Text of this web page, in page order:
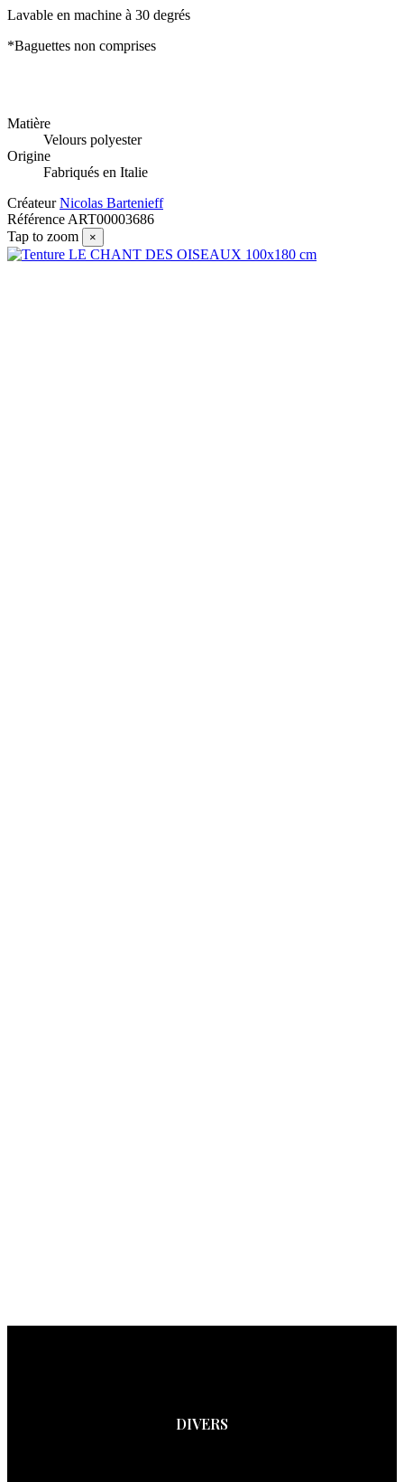
Lavable en machine à 30 degrés
*Baguettes non comprises
Matière
Velours polyester
Origine
Fabriqués en Italie
Créateur Nicolas Bartenieff
RéférenceART00003686
Tap to zoom
×
DIVERS